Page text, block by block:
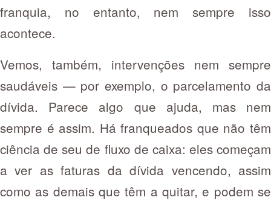
franquia, no entanto, nem sempre isso
acontece.
Vemos, também, intervenções nem sempre
saudáveis — por exemplo, o parcelamento da
dívida. Parece algo que ajuda, mas nem
sempre é assim. Há franqueados que não têm
ciência de seu de fluxo de caixa: eles começam
a ver as faturas da dívida vencendo, assim
como as demais que têm a quitar, e podem se